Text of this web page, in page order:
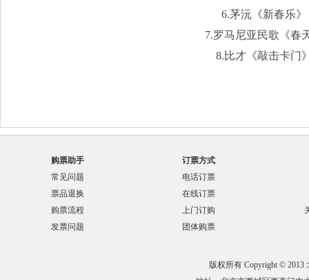
6.茅沅《新春乐》
7.罗马尼亚民歌《春
8.比才《敲击卡门
购票助手
常见问题
票品退换
购票流程
发票问题
订票方式
电话订票
在线订票
上门订购
团体购票
版权所有 Copyright © 2013